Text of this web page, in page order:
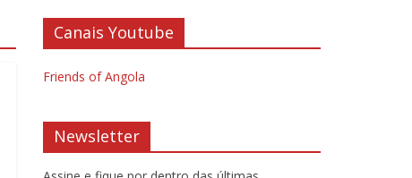
Canais Youtube
Friends of Angola
Newsletter